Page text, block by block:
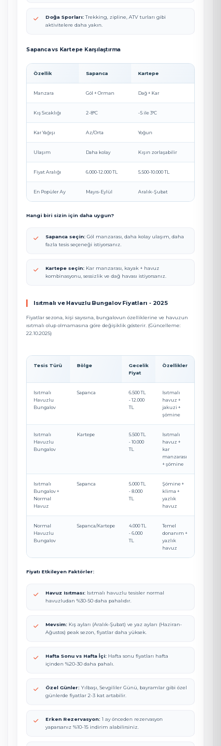
Doğa Sporları:Trekking, zipline, ATV turları gibi
aktivitelere daha yakın.
Sapanca vs Kartepe Karşılaştırma
Özellik Sapanca Kartepe
Manzara Göl + Orman Dağ + Kar
Kış Sıcaklığı 2-8°C -5 ile 3°C
Kar Yağışı Az/Orta Yoğun
Ulaşım Daha kolay Kışın zorlaşabilir
Fiyat Aralığı 6.000-12.000 TL 5.500-10.000 TL
En Popüler Ay Mayıs-Eylül Aralık-Şubat
Hangi biri sizin için daha uygun?
Sapanca seçin: Göl manzarası, daha kolay ulaşım, daha
fazla tesis seçeneği istiyorsanız.
Kartepe seçin: Kar manzarası, kayak + havuz
kombinasyonu, sessizlik ve dağ havası istiyorsanız.
Isıtmalı ve Havuzlu Bungalov Fiyatları - 2025
Fiyatlar sezona, kişi sayısına, bungalovun özelliklerine ve havuzun
ısıtmalı olup olmamasına göre değişiklik gösterir. (Güncelleme:
22.10.2025)
Tesis Türü Bölge
Gecelik
Fiyat
Özellikler
Isıtmalı
Havuzlu
Bungalov
Sapanca
6.500 TL
- 12.000
TL
Isıtmalı
havuz +
jakuzi +
şömine
Isıtmalı
Havuzlu
Bungalov
Kartepe
5.500 TL
- 10.000
TL
Isıtmalı
havuz +
kar
manzarası
+ şömine
Isıtmalı
Bungalov +
Normal
Havuz
Sapanca
5.000 TL
- 8.000
TL
Şömine +
klima +
yazlık
havuz
Normal
Havuzlu
Bungalov
Sapanca/Kartepe
4.000 TL
- 6.000
TL
Temel
donanım +
yazlık
havuz
Fiyatı Etkileyen Faktörler:
Havuz Isıtması: Isıtmalı havuzlu tesisler normal
havuzludan %30-50 daha pahalıdır.
Mevsim: Kış ayları (Aralık-Şubat) ve yaz ayları (Haziran-
Ağustos) peak sezon, fiyatlar daha yüksek.
Hafta Sonu vs Hafta İçi: Hafta sonu fiyatları hafta
içinden %20-30 daha pahalı.
Özel Günler: Yılbaşı, Sevgililer Günü, bayramlar gibi özel
günlerde fiyatlar 2-3 kat artabilir.
Erken Rezervasyon: 1 ay önceden rezervasyon
yaparsanız %10-15 indirim alabilirsiniz.